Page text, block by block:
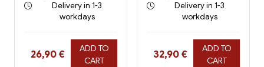
Delivery in 1-3
workdays
Hinta nyt
26,90 €
ADD TO
CART
Delivery in 1-3
workdays
Hinta nyt
32,90 €
ADD TO
CART